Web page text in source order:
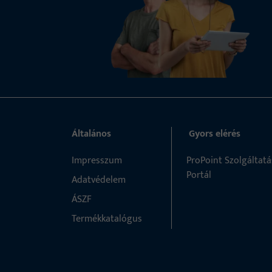
Általános
Impresszum
Adatvédelem
ÁSZF
Termékkatalógus
Gyors elérés
ProPoint
Portál